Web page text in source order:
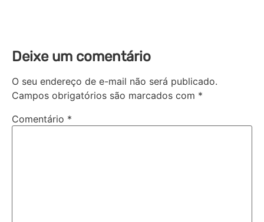
Deixe um comentário
O seu endereço de e-mail não será publicado.
Campos obrigatórios são marcados com *
Comentário *